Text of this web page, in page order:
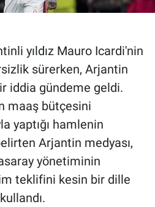
yıldız Mauro Icardi'nin
sürerken, Arjantin
iddia gündeme geldi.
maaş bütçesini
yaptığı hamlenin
Arjantin medyası,
yönetiminin
teklifini kesin bir dille